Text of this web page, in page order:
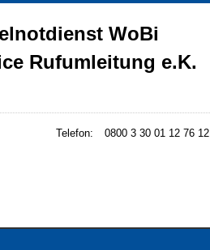
WoBi
Rufumleitung e.K.
Telefon: 0800 3 30 01 12 76 12